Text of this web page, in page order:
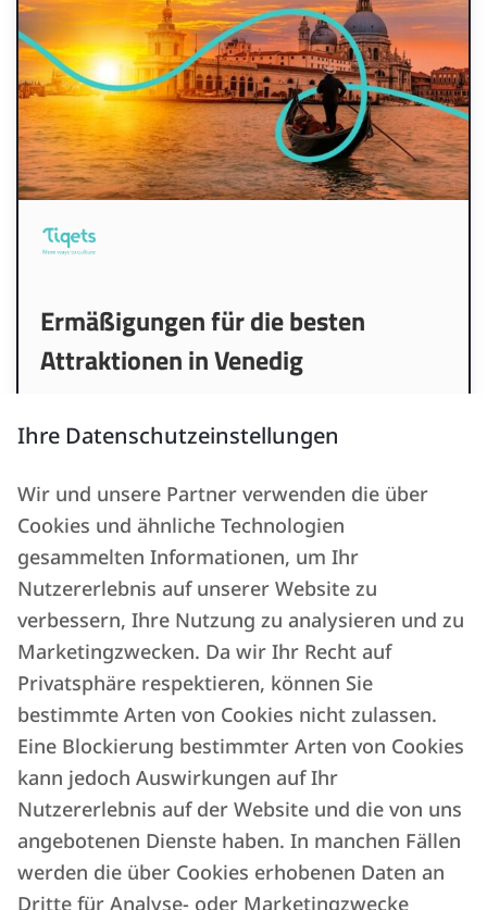
Ermäßigungen für die besten
Attraktionen in Venedig
Venedig in eine wahre Museumsstadt
verwandelt haben!
Jetzt buchen
Ihre Datenschutzeinstellungen
Wir und unsere Partner verwenden die über
Cookies und ähnliche Technologien
gesammelten Informationen, um Ihr
Nutzererlebnis auf unserer Website zu
verbessern, Ihre Nutzung zu analysieren und zu
Marketingzwecken. Da wir Ihr Recht auf
Privatsphäre respektieren, können Sie
bestimmte Arten von Cookies nicht zulassen.
Eine Blockierung bestimmter Arten von Cookies
kann jedoch Auswirkungen auf Ihr
Nutzererlebnis auf der Website und die von uns
angebotenen Dienste haben. In manchen Fällen
werden die über Cookies erhobenen Daten an
Dritte für Analyse- oder Marketingzwecke